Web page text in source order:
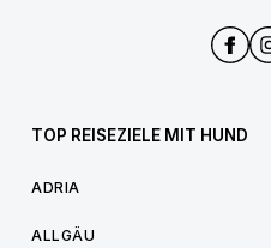
TOP REISEZIELE MIT HUND
ADRIA
ALLGÄU